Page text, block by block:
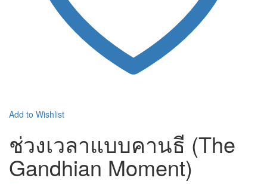
Add to Wishlist
ช่วงเวลาแบบคานธี (The
Gandhian Moment)